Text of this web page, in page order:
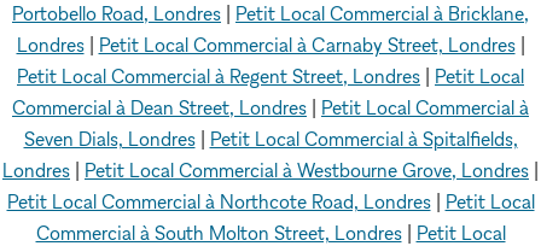
Portobello Road, Londres
Petit Local Commercial à Bricklane,
Londres| Petit Local Commercial à Carnaby Street, Londres|
Petit Local Commercial à Regent Street, Londres
Petit Local
Commercial à Dean Street, Londres
Petit Local Commercial à
Seven Dials, Londres| Petit Local Commercial à Spitalfields,
Londres
Petit Local Commercial à Westbourne Grove, Londres
Petit Local Commercial à Northcote Road, Londres| Petit Local
Commercial à South Molton Street, Londres| Petit Local